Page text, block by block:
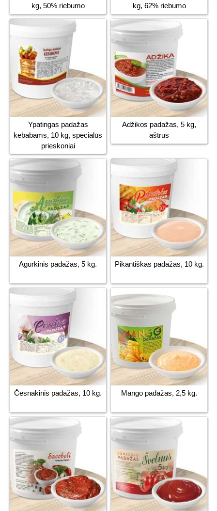
kg, 50% riebumo
kg, 62% riebumo
Ypatingas padažas
kebabams, 10 kg, specialūs
prieskoniai
Adžikos padažas, 5 kg,
aštrus
Agurkinis padažas, 5 kg. Pikantiškas padažas, 10 kg.
Česnakinis padažas, 10 kg. Mango padažas, 2,5 kg.